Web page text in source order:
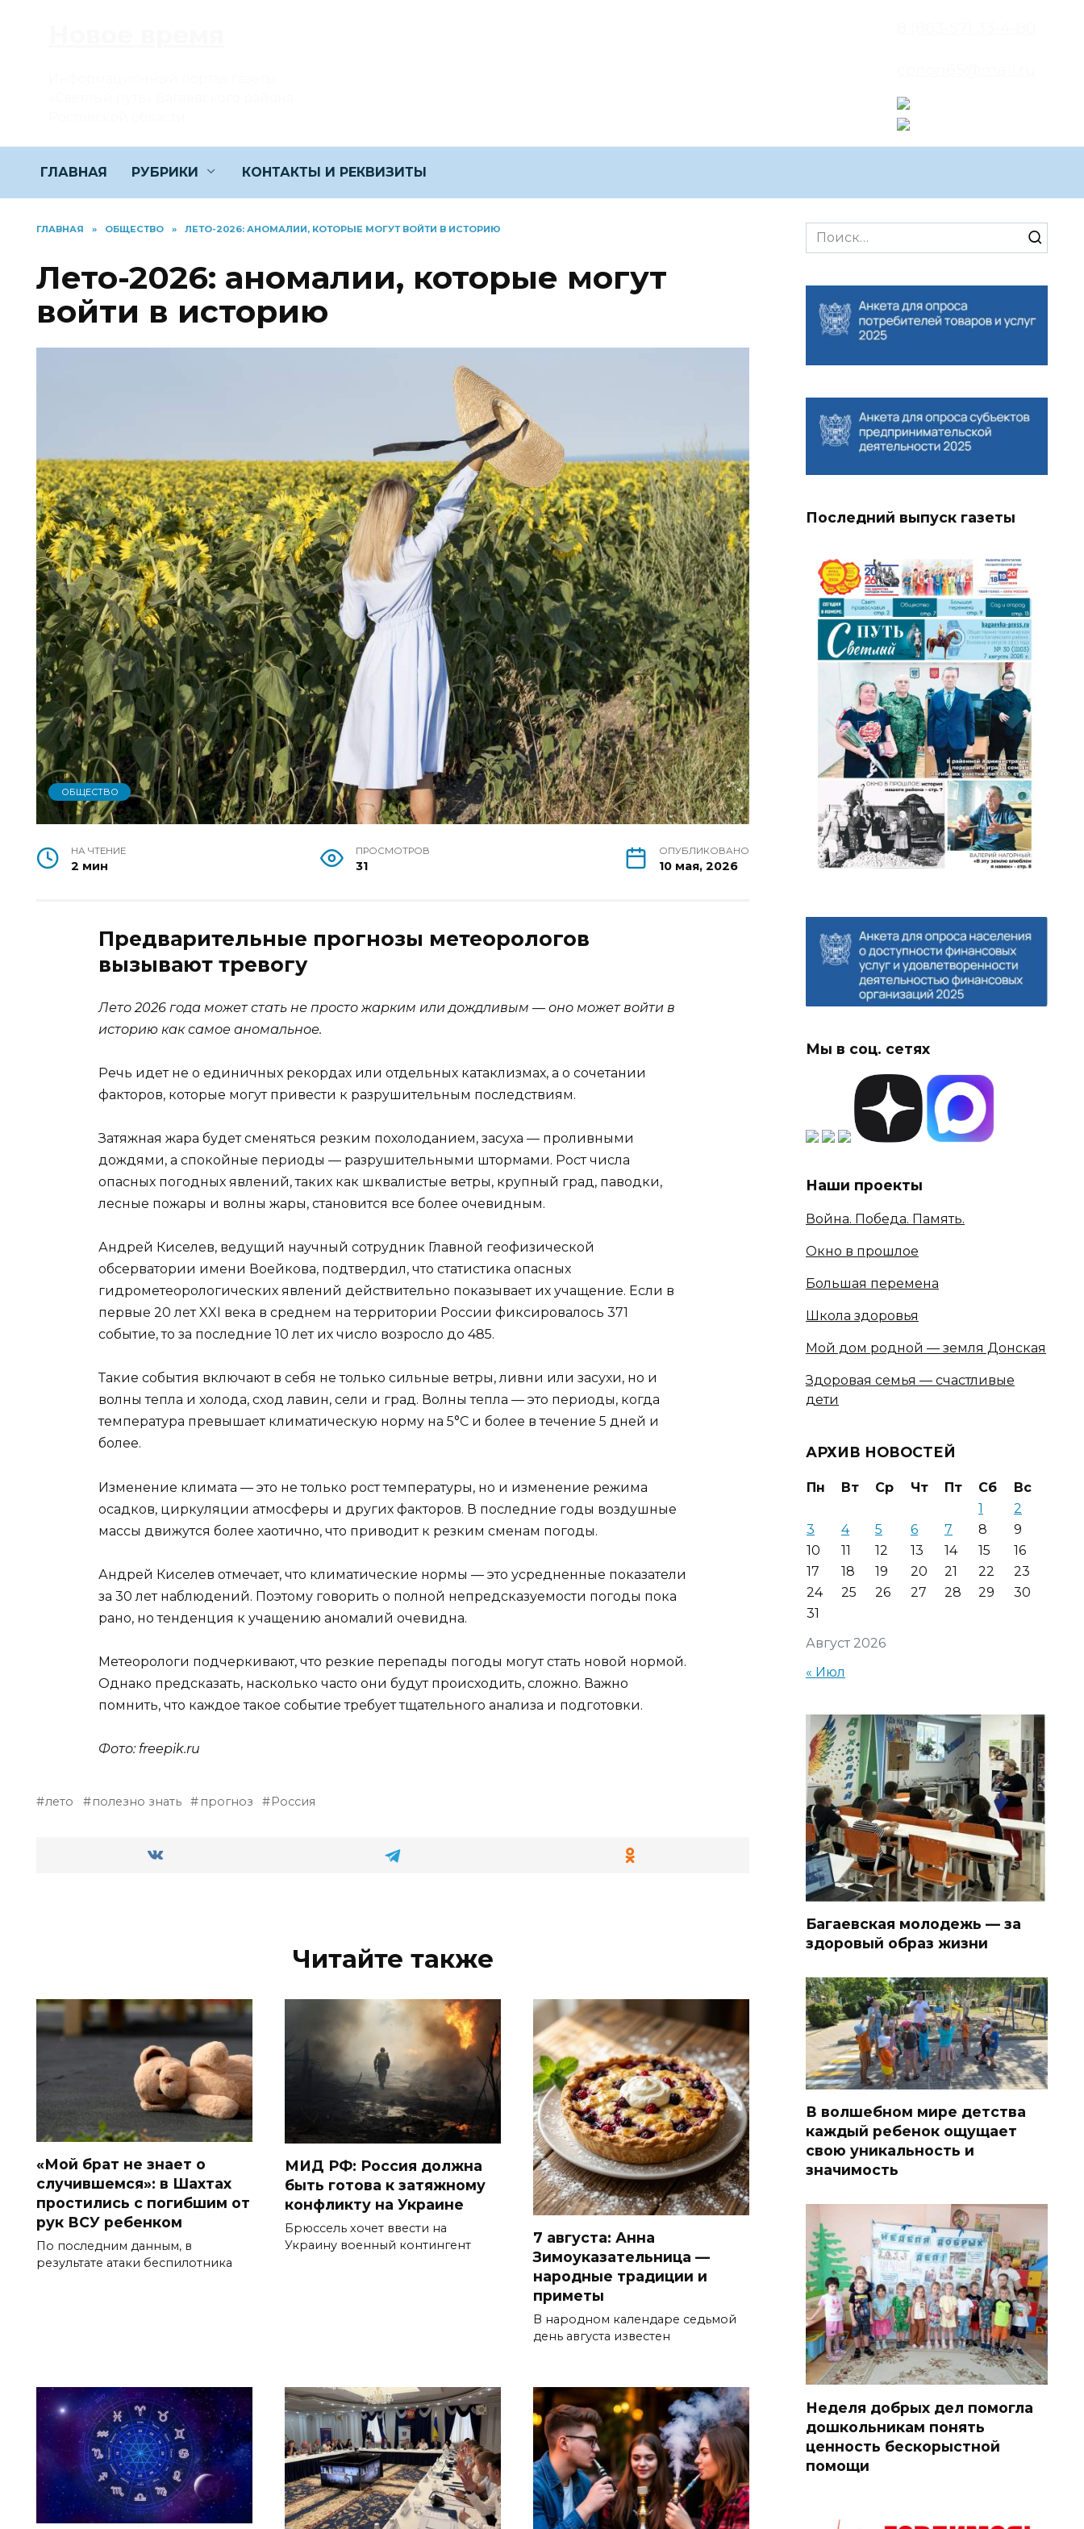
ГЛАВНАЯ РУБРИКИ КОНТАКТЫ И РЕКВИЗИТЫ
ГЛАВНАЯ » ОБЩЕСТВО » ЛЕТО-2026: АНОМАЛИИ, КОТОРЫЕ МОГУТ ВОЙТИ В ИСТОРИЮ
Лето-2026: аномалии, которые могут
войти в историю
ОБЩЕСТВО
НА ЧТЕНИЕ
2 мин
ПРОСМОТРОВ
31
ОПУБЛИКОВАНО
10 мая, 2026
Предварительные прогнозы метеорологов
вызывают тревогу
Лето 2026 года может стать не просто жарким или дождливым — оно может войти в
историю как самое аномальное.
Речь идет не о единичных рекордах или отдельных катаклизмах, а о сочетании
факторов, которые могут привести к разрушительным последствиям.
Затяжная жара будет сменяться резким похолоданием, засуха — проливными
дождями, а спокойные периоды — разрушительными штормами. Рост числа
опасных погодных явлений, таких как шквалистые ветры, крупный град, паводки,
лесные пожары и волны жары, становится все более очевидным.
Андрей Киселев, ведущий научный сотрудник Главной геофизической
обсерватории имени Воейкова, подтвердил, что статистика опасных
гидрометеорологических явлений действительно показывает их учащение. Если в
первые 20 лет XXI века в среднем на территории России фиксировалось 371
событие, то за последние 10 лет их число возросло до 485.
Такие события включают в себя не только сильные ветры, ливни или засухи, но и
волны тепла и холода, сход лавин, сели и град. Волны тепла — это периоды, когда
температура превышает климатическую норму на 5°C и более в течение 5 дней и
более.
Изменение климата — это не только рост температуры, но и изменение режима
осадков, циркуляции атмосферы и других факторов. В последние годы воздушные
массы движутся более хаотично, что приводит к резким сменам погоды.
Андрей Киселев отмечает, что климатические нормы — это усредненные показатели
за 30 лет наблюдений. Поэтому говорить о полной непредсказуемости погоды пока
рано, но тенденция к учащению аномалий очевидна.
Метеорологи подчеркивают, что резкие перепады погоды могут стать новой нормой.
Однако предсказать, насколько часто они будут происходить, сложно. Важно
помнить, что каждое такое событие требует тщательного анализа и подготовки.
Фото: freepik.ru
лето полезно знать прогноз Россия
Читайте также
«Мой брат не знает о
случившемся»: в Шахтах
простились с погибшим от
рук ВСУ ребенком
По последним данным, в
результате атаки беспилотника
МИД РФ: Россия должна
быть готова к затяжному
конфликту на Украине
Брюссель хочет ввести на
Украину военный контингент
7 августа: Анна
Зимоуказательница —
народные традиции и
приметы
В народном календаре седьмой
день августа известен
Search
for:
Последний выпуск газеты
Мы в соц. сетях
Наши проекты
Война. Победа. Память.
Окно в прошлое
Большая перемена
Школа здоровья
Мой дом родной — земля Донская
Здоровая семья — счастливые
дети
АРХИВ НОВОСТЕЙ
Август 2026
Пн Вт Ср Чт Пт Сб
Вс
1
2
3
4 5 6 7 8
9
10
11 12 13 14 15
16
17
18 19 20 21 22
23
24
25 26 27 28 29
30
31
« Июл
Багаевская молодежь — за
здоровый образ жизни
В волшебном мире детства
каждый ребенок ощущает
свою уникальность и
значимость
Неделя добрых дел помогла
дошкольникам понять
ценность бескорыстной
помощи